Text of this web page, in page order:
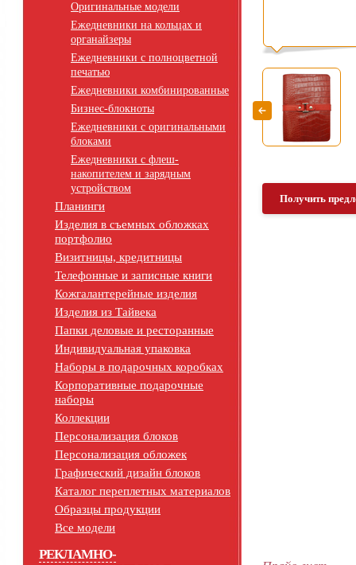
Оригинальные модели
Ежедневники на кольцах и
органайзеры
Ежедневники с полноцветной
печатью
Ежедневники комбинированные
Бизнес-блокноты
Ежедневники с оригинальными
блоками
Ежедневники с флеш-
накопителем и зарядным
устройством
Планинги
Изделия в съемных обложках
портфолио
Визитницы, кредитницы
Телефонные и записные книги
Кожгалантерейные изделия
Изделия из Тайвека
Папки деловые и ресторанные
Индивидуальная упаковка
Наборы в подарочных коробках
Корпоративные подарочные
наборы
Коллекции
Персонализация блоков
Персонализация обложек
Графический дизайн блоков
Каталог переплетных материалов
Образцы продукции
Все модели
РЕКЛАМНО-
Получить